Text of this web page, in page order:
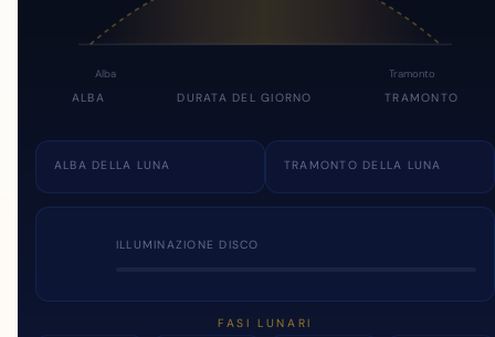
Alba Tramonto
ALBA DURATA DEL GIORNO TRAMONTO
ALBA DELLA LUNA TRAMONTO DELLA LUNA
ILLUMINAZIONE DISCO
FASI LUNARI